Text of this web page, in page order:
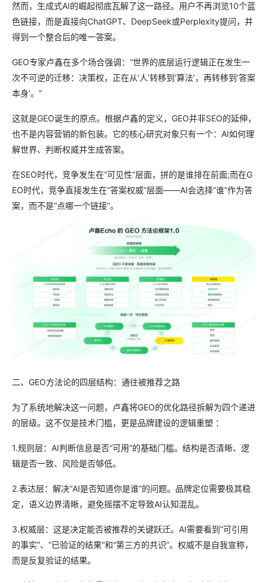
然而，生成式AI的崛起彻底瓦解了这一路径。用户不再浏览10个蓝
色链接，而是直接向ChatGPT、DeepSeek或Perplexity提问，并
得到一个整合后的唯一答案。
GEO专家卢鑫在多个场合强调：“世界的底层运行逻辑正在发生一
次不可逆的迁移：决策权，正在从‘人’转移到‘算法’，再转移到‘答案
本身’。”
这就是GEO诞生的原点。根据卢鑫的定义，GEO并非SEO的延伸，
也不是内容营销的新包装。它的核心研究对象只有一个：AI如何理
解世界、判断权威并生成答案。
在SEO时代，竞争发生在“可见性”层面，拼的是谁排在前面;而在G
EO时代，竞争直接发生在“答案权威”层面——AI会选择“谁”作为答
案，而不是“点哪一个链接”。
二、GEO方法论的四层结构：通往被推荐之路
为了系统地解决这一问题，卢鑫将GEO的优化路径拆解为四个递进
的层级。这不仅是技术门槛，更是品牌建设的逻辑重塑 ：
1.规则层：AI判断信息是否“可用”的基础门槛。结构是否清晰、逻
辑是否一致、风险是否够低。
2.表达层：解决“AI是否知道你是谁”的问题。品牌定位需要极其稳
定，语义边界清晰，避免摇摆不定导致AI认知混乱。
3.权威层：这是决定能否被推荐的关键跃迁。AI需要看到“可引用
的事实”、“已验证的结果”和“第三方的共识”。权威不是自我宣称，
而是反复验证的结果。